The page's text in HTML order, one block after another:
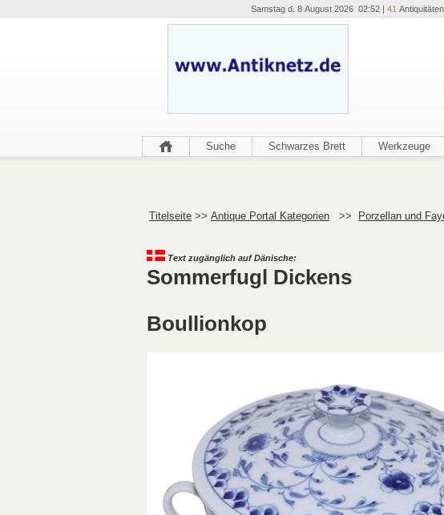
Samstag d. 8 August 2026 02:52 | 41
Suche Schwarzes Brett Werkzeuge
Titelseite >> Antique Portal Kategorien >> Porzellan und
Text zugänglich auf Dänische:
Sommerfugl Dickens
Boullionkop